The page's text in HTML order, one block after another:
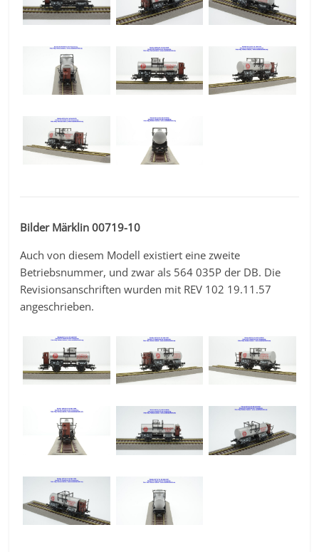
Bilder Märklin 00719-10
Auch von diesem Modell existiert eine zweite
Betriebsnummer, und zwar als 564 035P der DB. Die
Revisionsanschriften wurden mit REV 102 19.11.57
angeschrieben.